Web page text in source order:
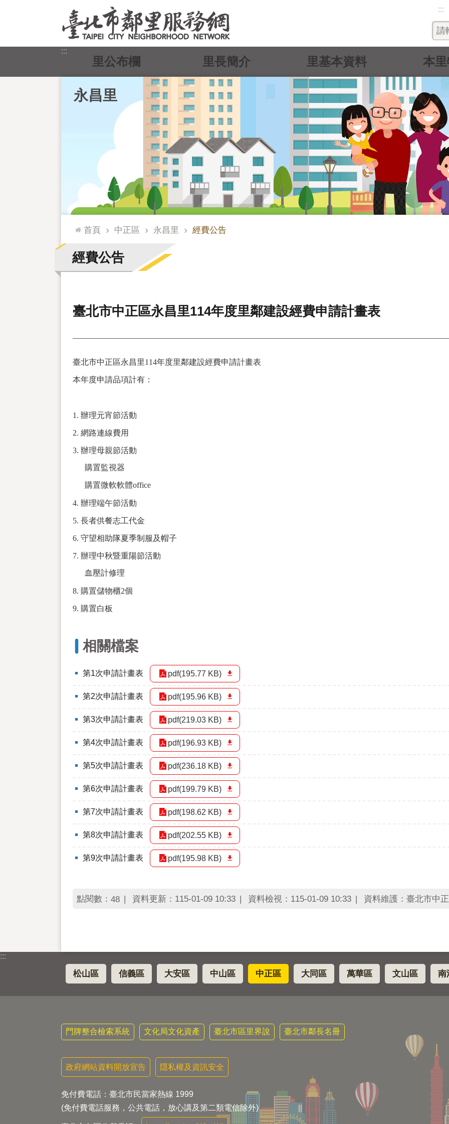
:::
:::
永昌里
里公布欄 里長簡介 里基本資料 本
::: 首頁 中正區 永昌里 經費公告
經費公告
臺北市中正區永昌里114年度里鄰建設經費申請計畫表
臺北市中正區永昌里114年度里鄰建設經費申請計畫表
本年度申請品項計有：
1. 辦理元宵節活動
2. 網路連線費用
3. 辦理母親節活動
購置監視器
購置微軟軟體office
4. 辦理端午節活動
5. 長者供餐志工代金
6. 守望相助隊夏季制服及帽子
7. 辦理中秋暨重陽節活動
血壓計修理
8. 購置儲物櫃2個
9. 購置白板
相關檔案
第1次申請計畫表 pdf(195.77 KB)
第2次申請計畫表 pdf(195.96 KB)
第3次申請計畫表 pdf(219.03 KB)
第4次申請計畫表 pdf(196.93 KB)
第5次申請計畫表 pdf(236.18 KB)
第6次申請計畫表 pdf(199.79 KB)
第7次申請計畫表 pdf(198.62 KB)
第8次申請計畫表 pdf(202.55 KB)
第9次申請計畫表 pdf(195.98 KB)
點閱數： 48 資料更新：115-01-09 10:33 資料檢視：115-01-09 10:33 資料維護：臺北市中
:::
松山區 信義區 大安區 中山區 中正區 大同區 萬華區 文山區 南
門牌整合檢索系統 文化局文化資產 臺北市區里界說 臺北市鄰長名冊
政府網站資料開放宣告 隱私權及資訊安全
免付費電話：臺北市民當家熱線 1999
(免付費電話服務，公共電話，放心講及第二類電信除外)